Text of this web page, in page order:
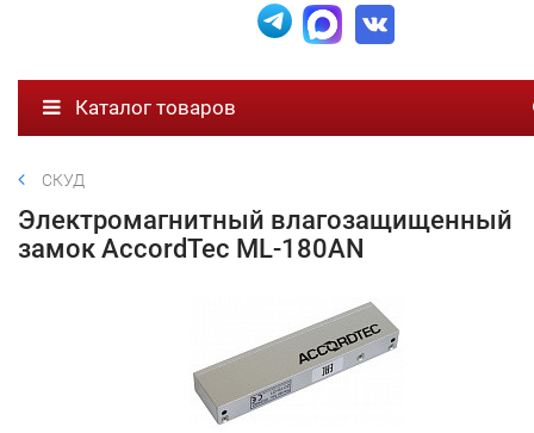
Каталог товаров
СКУД
Электромагнитный влагозащищенный
замок AccordTec ML-180AN